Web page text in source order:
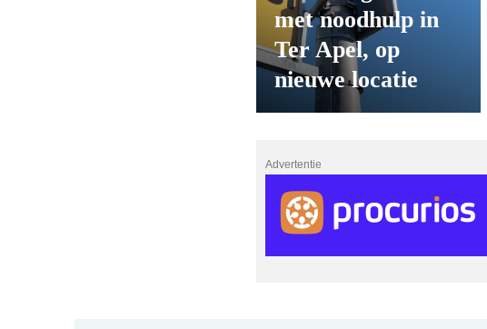
met noodhulp in
Ter Apel, op
nieuwe locatie
Advertentie